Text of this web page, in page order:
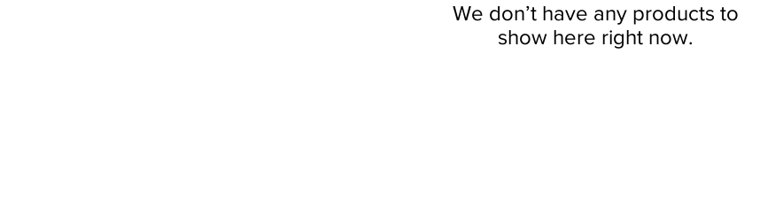
We don’t have any products to
show here right now.